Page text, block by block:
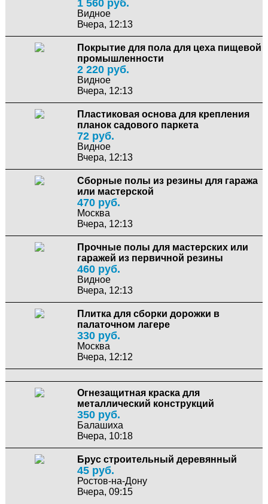
1 560 руб.
Видное
Вчера, 12:13
Покрытие для пола для цеха пищевой
промышленности
2 220 руб.
Видное
Вчера, 12:13
Пластиковая основа для крепления
планок садового паркета
72 руб.
Видное
Вчера, 12:13
Сборные полы из резины для гаража
или мастерской
470 руб.
Москва
Вчера, 12:13
Прочные полы для мастерских или
гаражей из первичной резины
460 руб.
Видное
Вчера, 12:13
Плитка для сборки дорожки в
палаточном лагере
330 руб.
Москва
Вчера, 12:12
Огнезащитная краска для
металлический конструкций
350 руб.
Балашиха
Вчера, 10:18
Брус строительный деревянный
45 руб.
Ростов-на-Дону
Вчера, 09:15